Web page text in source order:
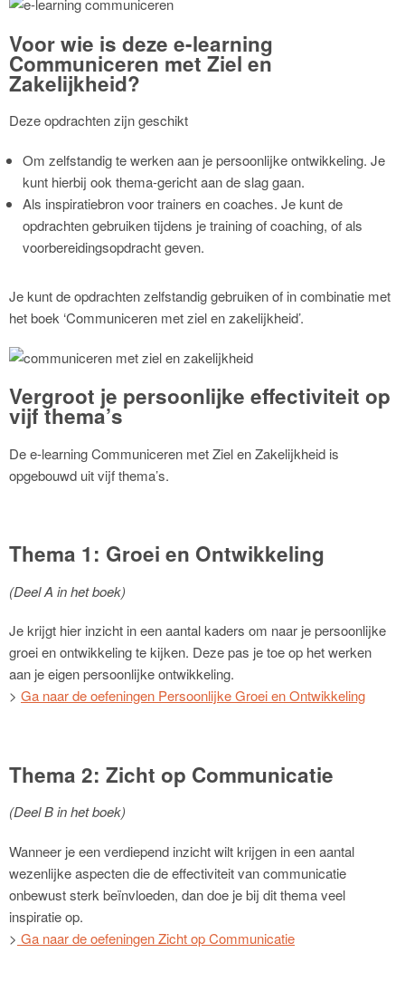
Voor wie is deze e-learning
Communiceren met Ziel en
Zakelijkheid?
Deze opdrachten zijn geschikt
Om zelfstandig te werken aan je persoonlijke ontwikkeling. Je
kunt hierbij ook thema-gericht aan de slag gaan.
Als inspiratiebron voor trainers en coaches. Je kunt de
opdrachten gebruiken tijdens je training of coaching, of als
voorbereidingsopdracht geven.
Je kunt de opdrachten zelfstandig gebruiken of in combinatie met
het boek ‘Communiceren met ziel en zakelijkheid’.
Vergroot je persoonlijke effectiviteit op
vijf thema’s
De e-learning Communiceren met Ziel en Zakelijkheid is
opgebouwd uit vijf thema’s.
Thema 1: Groei en Ontwikkeling
(Deel A in het boek)
Je krijgt hier inzicht in een aantal kaders om naar je persoonlijke
groei en ontwikkeling te kijken. Deze pas je toe op het werken
aan je eigen persoonlijke ontwikkeling.
> Ga naar de oefeningen Persoonlijke Groei en Ontwikkeling
Thema 2: Zicht op Communicatie
(Deel B in het boek)
Wanneer je een verdiepend inzicht wilt krijgen in een aantal
wezenlijke aspecten die de effectiviteit van communicatie
onbewust sterk beïnvloeden, dan doe je bij dit thema veel
inspiratie op.
> Ga naar de oefeningen Zicht op Communicatie